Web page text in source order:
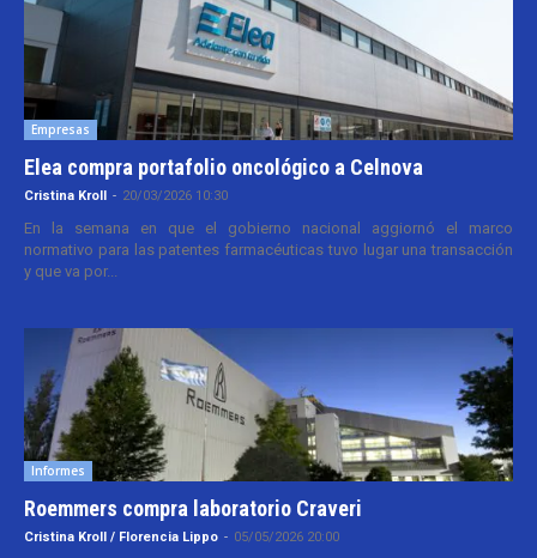
Empresas
Elea compra portafolio oncológico a Celnova
Cristina Kroll - 20/03/2026 10:30
En la semana en que el gobierno nacional aggiornó el marco
normativo para las patentes farmacéuticas tuvo lugar una transacción
y que va por...
Informes
Roemmers compra laboratorio Craveri
Cristina Kroll / Florencia Lippo - 05/05/2026 20:00